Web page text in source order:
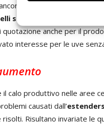
poco elevate, si
superiori alla media
anche per il
interesse per le uve
il calo produttivo nelle aree
causati dall’
Risultano invariate le